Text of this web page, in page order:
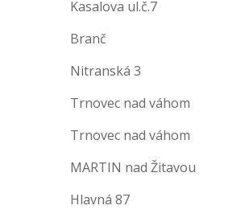
Kasalova ul.č.7
Branč
Nitranská 3
Trnovec nad váhom
Trnovec nad váhom
MARTIN nad Žitavou
Hlavná 87